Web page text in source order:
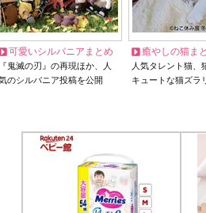
可愛いシルバニアまとめ
『鬼滅の刃』の再現ほか、人
のシルバニア投稿を公開
癒やしの猫ま
人気タレント猫
キュートな猫ズラ